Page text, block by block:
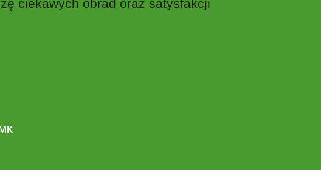
ciekawych obrad oraz satysfakcji